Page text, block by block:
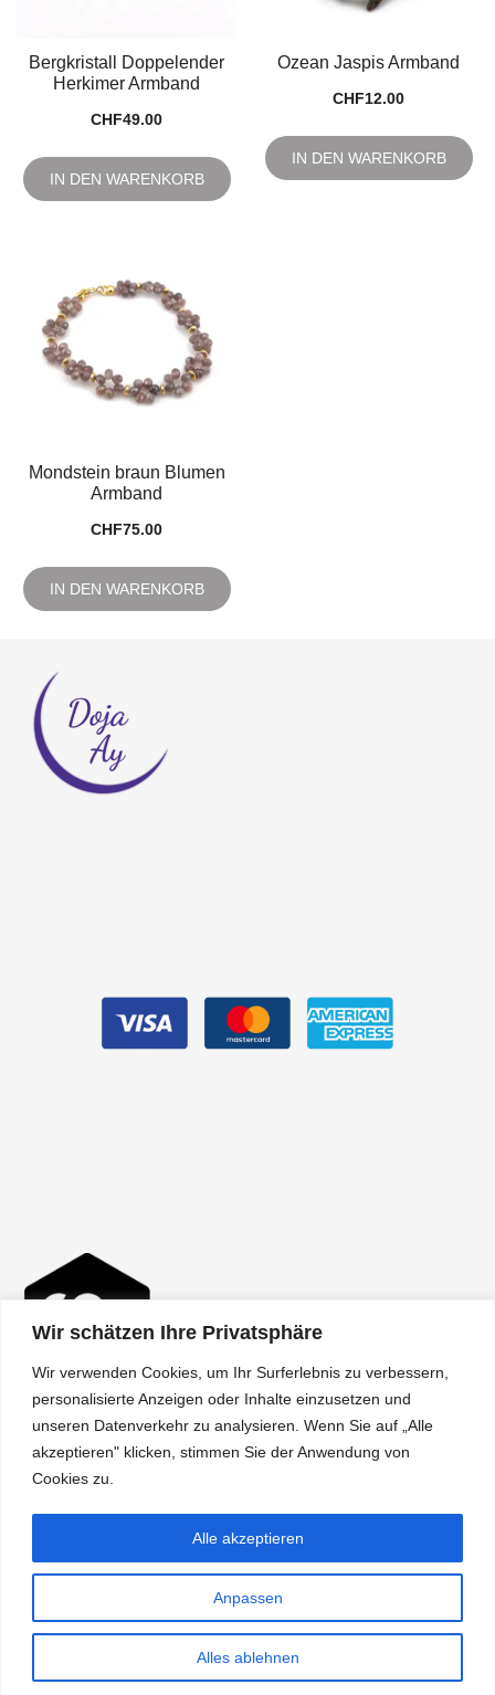
Wir schätzen Ihre Privatsphäre
Wir verwenden Cookies, um Ihr Surferlebnis zu verbessern,
personalisierte Anzeigen oder Inhalte einzusetzen und
unseren Datenverkehr zu analysieren. Wenn Sie auf „Alle
akzeptieren" klicken, stimmen Sie der Anwendung von
Cookies zu.
Anpassen
Alles ablehnen
Alle akzeptieren
Bergkristall Doppelender
Herkimer Armband
CHF49.00
IN DEN WARENKORB
Ozean Jaspis Armband
CHF12.00
IN DEN WARENKORB
Mondstein braun Blumen
Armband
CHF75.00
IN DEN WARENKORB
Über uns
Policy